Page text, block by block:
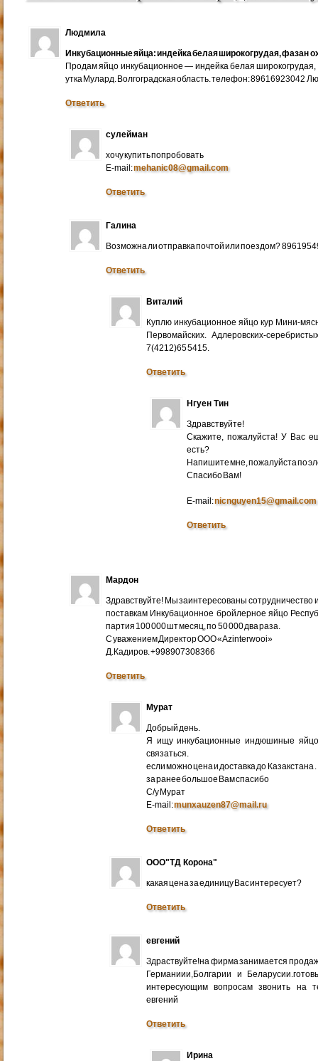
Людмила
Инкубационные яйца: индейка белая широкогрудая, фазан
Продам яйцо инкубационное — индейка белая
утка Мулард. Волгоградская область. телефон: 89616923042
Ответить
сулейман
хочу купить попробовать
E-mail:mehanic08@gmail.com
Ответить
Галина
Возможна ли отправка почтой или поездом?
Ответить
Виталий
Куплю инкубационное яйцо кур Мини-
Первомайских. Адлеровских-
7(4212)65 5415.
Ответить
Нгуен Тин
Здравствуйте!
Скажите, пожалуйста! У Вас
есть?
Напишите мне, пожалуйста по
Cпасибо Вам!
E-mail:nicnguyen15@gmail.com
Ответить
Мардон
Здравствуйте! Мы заинтересованы сотрудничество
поставкам Инкубационное бройлерное яйцо
партия 100 000 шт месяц, по 50 000 два раза.
С уважением Директор ООО «Azinterwooi»
Д.Кадиров. +998907308366
Ответить
Мурат
Добрый день.
Я ищу инкубационные индюшиные
связаться.
если можно цена и доставка до Казакстана .
за ранее большое Вам спасибо
С/у Мурат
E-mail:munxauzen87@mail.ru
Ответить
ООО"ТД Корона"
какая цена за единицу Вас интересует?
Ответить
евгений
Здраствуйте!на фирма занимается
Германиии,Болгарии и
интересующим вопросам звонить на
евгений
Ответить
Ирина